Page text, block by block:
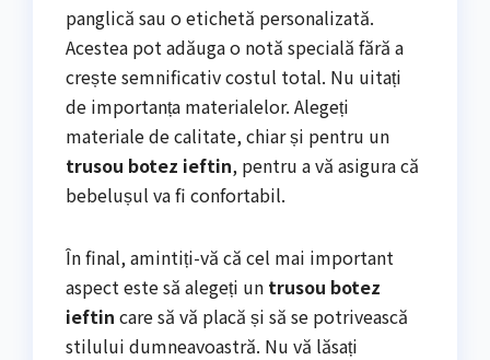
panglică sau o etichetă personalizată.
Acestea pot adăuga o notă specială fără a
crește semnificativ costul total. Nu uitați
de importanța materialelor. Alegeți
materiale de calitate, chiar și pentru un
trusou botez ieftin, pentru a vă asigura că
bebelușul va fi confortabil.
În final, amintiți-vă că cel mai important
aspect este să alegeți un trusou botez
ieftin care să vă placă și să se potrivească
stilului dumneavoastră. Nu vă lăsați